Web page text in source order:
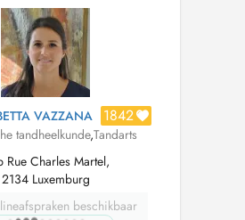
1510 Limpertsberg. PID
VAZZANA 1842
tandheelkunde,Tandarts
Rue Charles Martel,
2134 Luxemburg
beschikbaar